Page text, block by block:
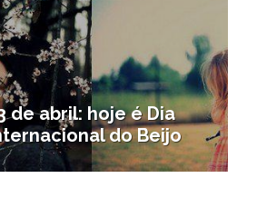
de abril: hoje é Dia
do Beijo